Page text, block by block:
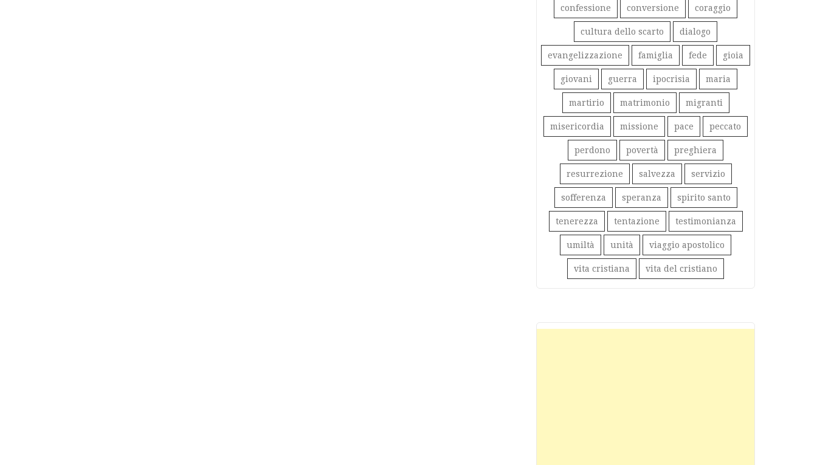
confessione conversione coraggio
cultura dello scarto dialogo
evangelizzazione famiglia fede gioia
giovani guerra ipocrisia maria
martirio matrimonio migranti
misericordia missione pace peccato
perdono povertà preghiera
resurrezione salvezza servizio
sofferenza speranza spirito santo
tenerezza tentazione testimonianza
umiltà unità viaggio apostolico
vita cristiana vita del cristiano